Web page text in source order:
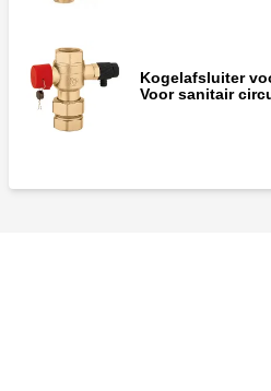
Kogelafsluiter
Voor sanitair